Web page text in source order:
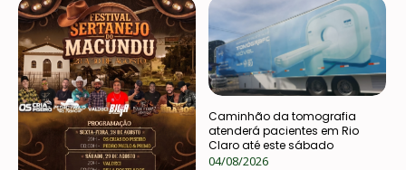
Caminhão da tomografia
atenderá pacientes em Rio
Claro até este sábado
04/08/2026